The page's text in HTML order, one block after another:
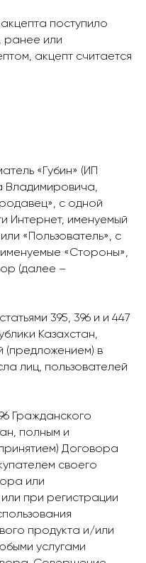
поступило
ранее или
акцепт считается
«Губин» (ИП
Владимировича,
с одной
Интернет, именуемый
«Пользователь», с
«Стороны»,
(далее –
395, 396 и и 447
Казахстан,
(предложением) в
лиц, пользователей
Гражданского
полным и
Договора
своего
или
при регистрации
продукта и/или
услугами